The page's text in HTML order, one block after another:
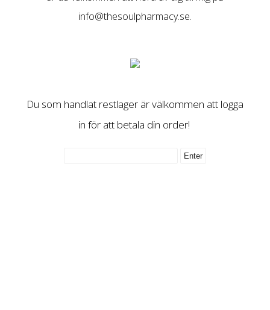
info@thesoulpharmacy.se.
Du som handlat restlager är välkommen att logga
in för att betala din order!